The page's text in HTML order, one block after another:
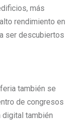
más
rendimiento en
ser descubiertos
también se
de congresos
digital también